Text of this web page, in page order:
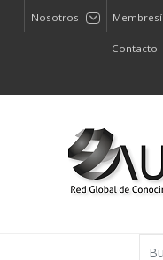
Nosotros
Contacto